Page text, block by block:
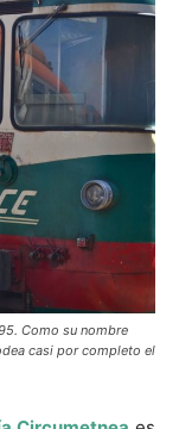
Como su nombre
casi por completo el